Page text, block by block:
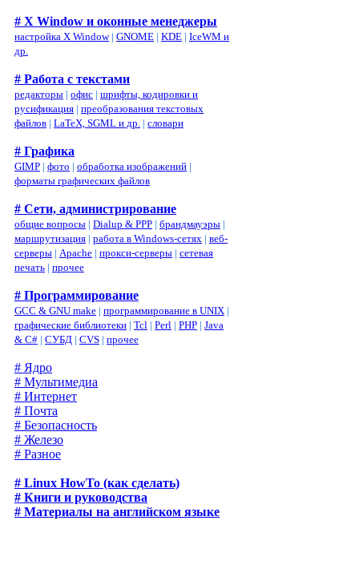
# X Window и оконные менеджеры
настройка X Window| GNOME | KDE | IceWM и
др.
# Работа с текстами
редакторы | офис | шрифты, кодировки и
русификация | преобразования текстовых
файлов | LaTeX, SGML и др. | словари
# Графика
GIMP | фото | обработка изображений |
форматы графических файлов
# Сети, администрирование
общие вопросы | Dialup & PPP | брандмауэры |
маршрутизация | работа в Windows-сетях | веб-
серверы | Apache | прокси-серверы | сетевая
печать | прочее
# Программирование
GCC & GNU make | программирование в UNIX |
графические библиотеки | Tcl | Perl | PHP | Java
& C# | СУБД | CVS | прочее
# Ядро
# Мультимедиа
# Интернет
# Почта
# Безопасность
# Железо
# Разное
# Linux HowTo (как сделать)
# Книги и руководства
# Материалы на английском языке